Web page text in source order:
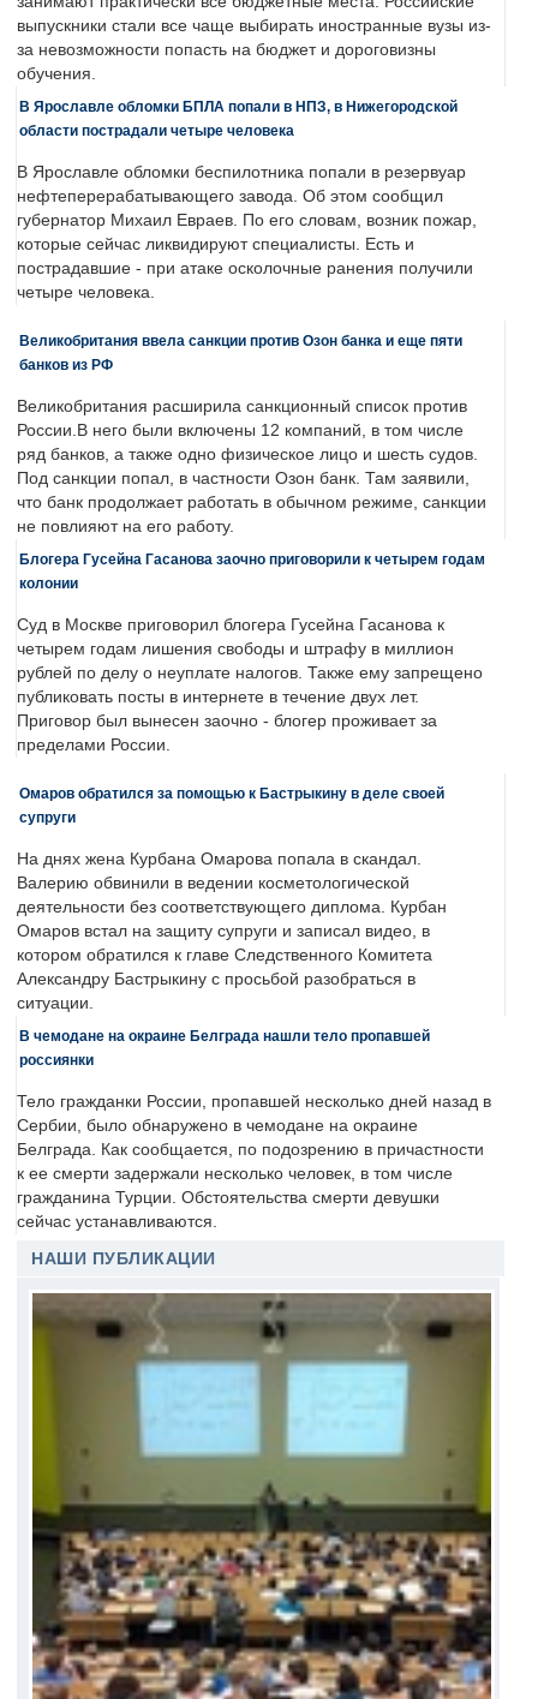
выпускники стали все чаще выбирать иностранные вузы из-
за невозможности попасть на бюджет и дороговизны
обучения.
В Ярославле обломки БПЛА попали в НПЗ, в Нижегородской
области пострадали четыре человека
В Ярославле обломки беспилотника попали в резервуар
нефтеперерабатывающего завода. Об этом сообщил
губернатор Михаил Евраев. По его словам, возник пожар,
которые сейчас ликвидируют специалисты. Есть и
пострадавшие - при атаке осколочные ранения получили
четыре человека.
Великобритания ввела санкции против Озон банка и еще пяти
банков из РФ
Великобритания расширила санкционный список против
России.В него были включены 12 компаний, в том числе
ряд банков, а также одно физическое лицо и шесть судов.
Под санкции попал, в частности Озон банк. Там заявили,
что банк продолжает работать в обычном режиме, санкции
не повлияют на его работу.
Блогера Гусейна Гасанова заочно приговорили к четырем годам
колонии
Суд в Москве приговорил блогера Гусейна Гасанова к
четырем годам лишения свободы и штрафу в миллион
рублей по делу о неуплате налогов. Также ему запрещено
публиковать посты в интернете в течение двух лет.
Приговор был вынесен заочно - блогер проживает за
пределами России.
Омаров обратился за помощью к Бастрыкину в деле своей
супруги
На днях жена Курбана Омарова попала в скандал.
Валерию обвинили в ведении косметологической
деятельности без соответствующего диплома. Курбан
Омаров встал на защиту супруги и записал видео, в
котором обратился к главе Следственного Комитета
Александру Бастрыкину с просьбой разобраться в
ситуации.
В чемодане на окраине Белграда нашли тело пропавшей
россиянки
Тело гражданки России, пропавшей несколько дней назад в
Сербии, было обнаружено в чемодане на окраине
Белграда. Как сообщается, по подозрению в причастности
к ее смерти задержали несколько человек, в том числе
гражданина Турции. Обстоятельства смерти девушки
сейчас устанавливаются.
НАШИ ПУБЛИКАЦИИ